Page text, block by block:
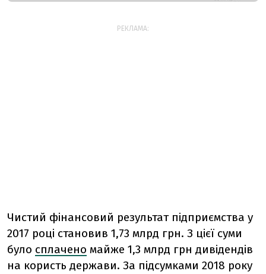
РЕКЛАМА:
Чистий фінансовий результат підприємства у
2017 році становив 1,73 млрд грн. З цієї суми
було сплачено майже 1,3 млрд грн дивідендів
на користь держави. За підсумками 2018 року